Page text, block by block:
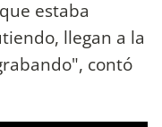
estaba
llegan a la
contó